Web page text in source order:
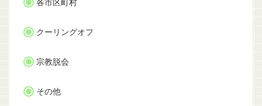
各市区町村
クーリングオフ
宗教脱会
その他